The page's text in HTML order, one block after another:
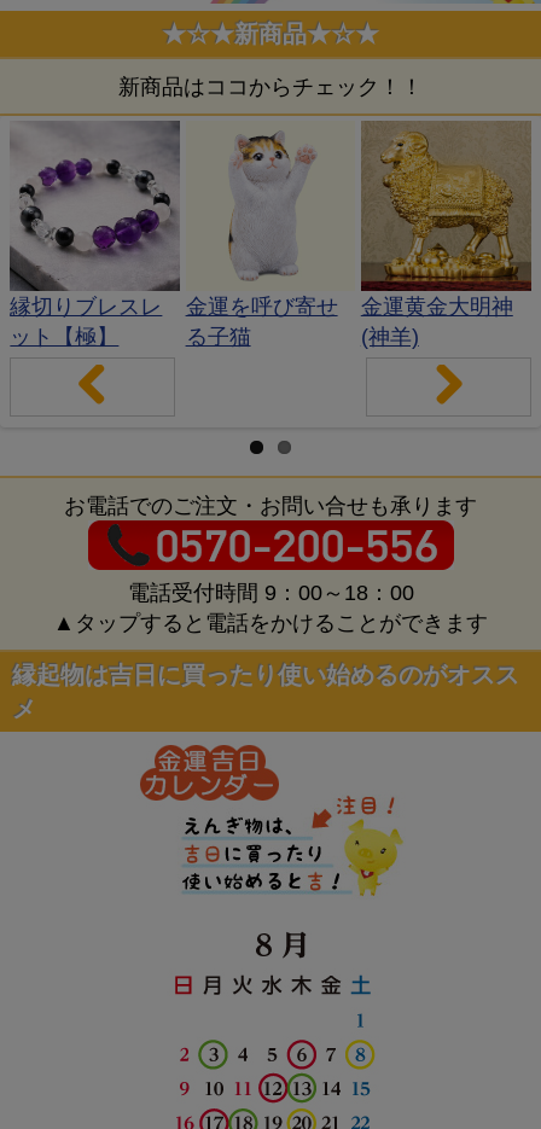
★☆★新商品★☆★
新商品はココからチェック！！
縁切りブレスレ
ット【極】
金運を呼び寄せ
る子猫
金運黄金大明神
(神羊)
evi
ou
s
xt
お電話でのご注文・お問い合せも承ります
電話受付時間 9：00～18：00
▲タップすると電話をかけることができます
縁起物は吉日に買ったり使い始めるのがオスス
メ